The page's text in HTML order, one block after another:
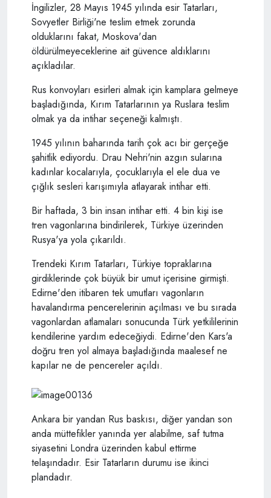
İngilizler, 28 Mayıs 1945 yılında esir Tatarları,
Sovyetler Birliği'ne teslim etmek zorunda
olduklarını fakat, Moskova'dan
öldürülmeyeceklerine ait güvence aldıklarını
açıkladılar.
Rus konvoyları esirleri almak için kamplara gelmeye
başladığında, Kırım Tatarlarının ya Ruslara teslim
olmak ya da intihar seçeneği kalmıştı.
1945 yılının baharında tarih çok acı bir gerçeğe
şahitlik ediyordu. Drau Nehri'nin azgın sularına
kadınlar kocalarıyla, çocuklarıyla el ele dua ve
çığlık sesleri karışımıyla atlayarak intihar etti.
Bir haftada, 3 bin insan intihar etti. 4 bin kişi ise
tren vagonlarına bindirilerek, Türkiye üzerinden
Rusya'ya yola çıkarıldı.
Trendeki Kırım Tatarları, Türkiye topraklarına
girdiklerinde çok büyük bir umut içerisine girmişti.
Edirne'den itibaren tek umutları vagonların
havalandırma pencerelerinin açılması ve bu sırada
vagonlardan atlamaları sonucunda Türk yetkililerinin
kendilerine yardım edeceğiydi. Edirne'den Kars'a
doğru tren yol almaya başladığında maalesef ne
kapılar ne de pencereler açıldı.
Ankara bir yandan Rus baskısı, diğer yandan son
anda müttefikler yanında yer alabilme, saf tutma
siyasetini Londra üzerinden kabul ettirme
telaşındadır. Esir Tatarların durumu ise ikinci
plandadır.